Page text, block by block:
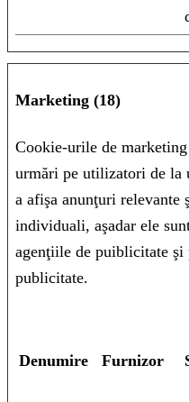
Marketing (18)
Cookie-urile de
urmări pe utilizatori de la
a afişa anunţuri
individuali, aşadar ele
agenţiile de puiblicitate şi
publicitate.
Denumire Furnizor